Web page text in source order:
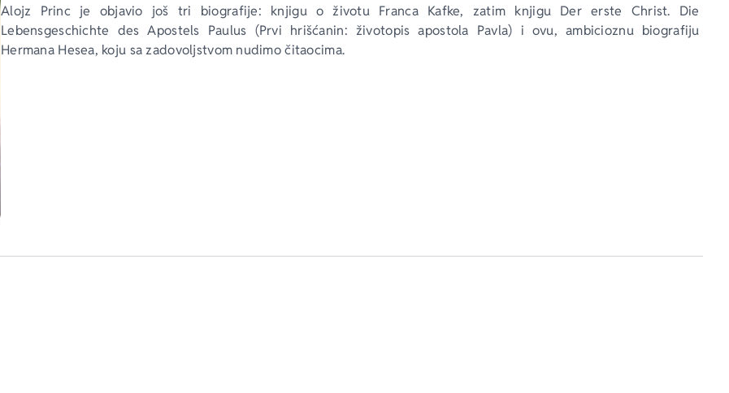
Alojz Princ je objavio još tri biografije: knjigu o životu Franca Kafke, zatim knjigu Der erste Christ. Die
Lebensgeschichte des Apostels Paulus (Prvi hrišćanin: životopis apostola Pavla) i ovu, ambicioznu biografiju
Hermana Hesea, koju sa zadovoljstvom nudimo čitaocima.